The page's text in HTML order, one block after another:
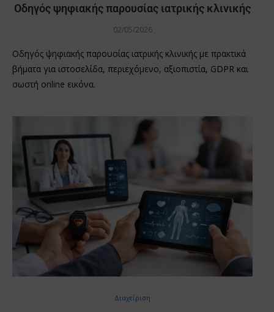
Οδηγός ψηφιακής παρουσίας ιατρικής κλινικής
02/05/2026
Οδηγός ψηφιακής παρουσίας ιατρικής κλινικής με πρακτικά
βήματα για ιστοσελίδα, περιεχόμενο, αξιοπιστία, GDPR και
σωστή online εικόνα.
Διαχείριση